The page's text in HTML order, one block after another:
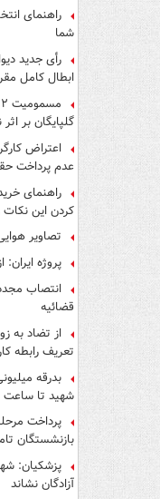
راهنمای
شما
رأی جدید
ابطال کامل
گلپایگان بر
اعتراض
عدم پرداخت
راهنمای
کردن این نکات
تصاویر
پروژه
انتصاب
قضائیه
از تضاد به
تعریف رابطه
بدرقه
شهید تا ساعت ۲۲
بازنشستگان
پزشکیان:
آزادگان نشاند